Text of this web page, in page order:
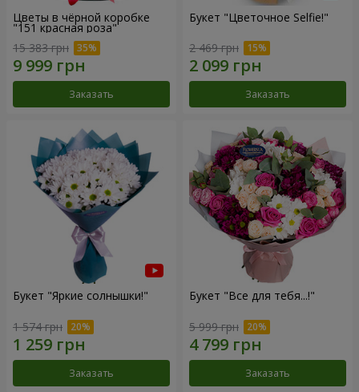
Цветы в чёрной коробке
"151 красная роза"
15 383 грн
Заказать
Букет "Цветочное Selfie!"
2 469 грн
Заказать
Букет "Яркие солнышки!"
1 574 грн
Заказать
Букет "Все для тебя...!"
5 999 грн
Заказать